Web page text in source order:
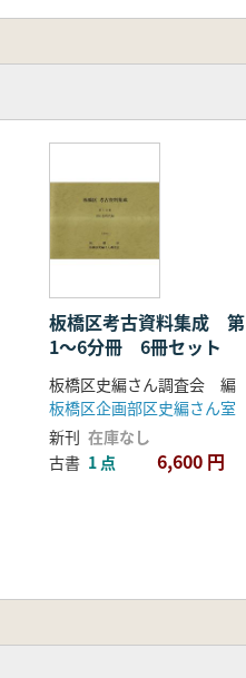
板橋区考古資料集成 第
1〜6分冊 6冊セット
板橋区史編さん調査会 編
板橋区企画部区史編さん室
新刊 在庫なし
古書 1 点 6,600 円